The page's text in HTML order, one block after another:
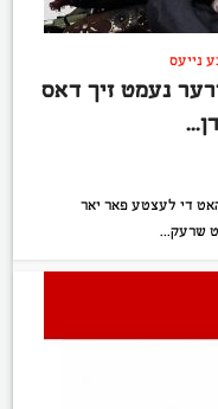
נייעס
נעמט זיך דאס
האט די לעצטע פאר יאר
שרעק...